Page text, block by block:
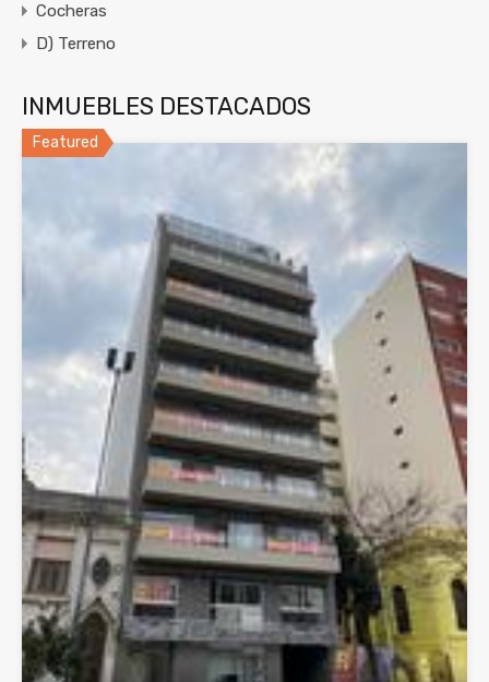
Cocheras
D) Terreno
INMUEBLES DESTACADOS
Featured